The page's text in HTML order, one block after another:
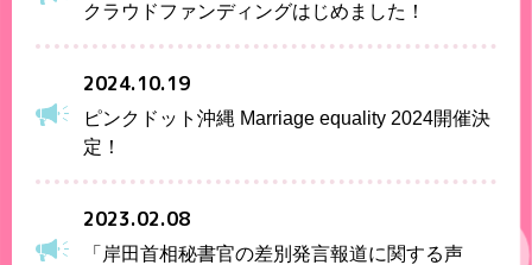
クラウドファンディングはじめました！
2024.10.19
ピンクドット沖縄 Marriage equality 2024開催決
定！
2023.02.08
「岸田首相秘書官の差別発言報道に関する声